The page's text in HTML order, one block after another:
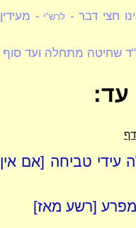
חצי דבר - לרש"י - מעידין
שחיטה מתחלה ועד סוף
עד:
עידי טביחה [אם אין
[רשע מאז]